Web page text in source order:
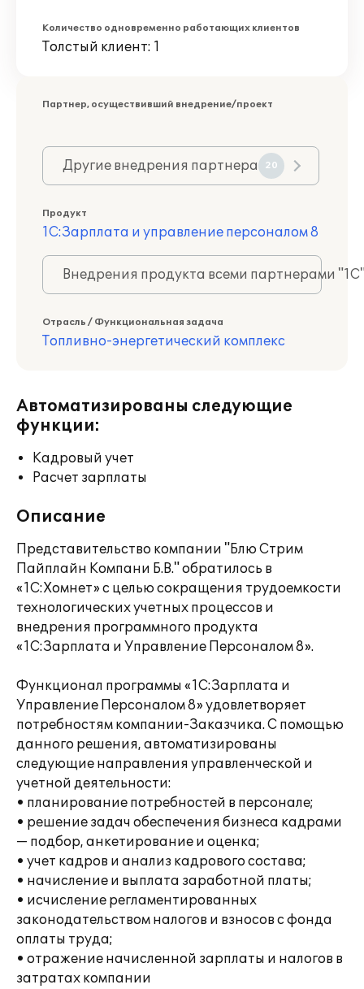
Количество одновременно работающих клиентов
Толстый клиент: 1
Партнер, осуществивший внедрение/проект
Другие внедрения партнера 20
Продукт
1С:Зарплата и управление персоналом 8
Внедрения продукта всеми партнерами
Отрасль / Функциональная задача
Топливно-энергетический комплекс
Автоматизированы следующие
функции:
Кадровый учет
Расчет зарплаты
Описание
Представительство компании "Блю Стрим
Пайплайн Компани Б.В." обратилось в
«1С:Хомнет» с целью сокращения трудоемкости
технологических учетных процессов и
внедрения программного продукта
«1С:Зарплата и Управление Персоналом 8».
Функционал программы «1С:Зарплата и
Управление Персоналом 8» удовлетворяет
потребностям компании-Заказчика. С помощью
данного решения, автоматизированы
следующие направления управленческой и
учетной деятельности:
• планирование потребностей в персонале;
• решение задач обеспечения бизнеса кадрами
— подбор, анкетирование и оценка;
• учет кадров и анализ кадрового состава;
• начисление и выплата заработной платы;
• исчисление регламентированных
законодательством налогов и взносов с фонда
оплаты труда;
• отражение начисленной зарплаты и налогов в
затратах компании